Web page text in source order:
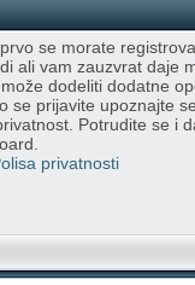
se morate
ali vam zauzvrat daje
dodeliti dodatne
se prijavite upoznajte
Potrudite se i
privatnosti